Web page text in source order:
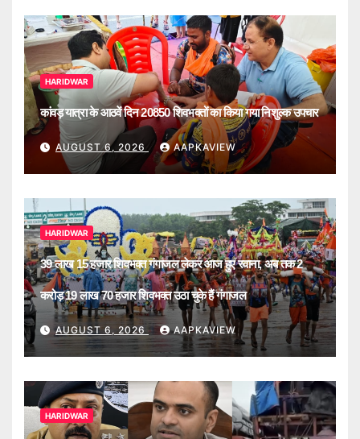
HARIDWAR
कांवड़ यात्रा के आठवें दिन 20850 शिवभक्तों का किया गया निशुल्क उपचार
AUGUST 6, 2026 AAPKAVIEW
HARIDWAR
39 लाख 15 हजार शिवभक्त गंगाजल लेकर आज हुए रवाना, अब तक 2
करोड़ 19 लाख 70 हजार शिवभक्त उठा चुके हैं गंगाजल
AUGUST 6, 2026 AAPKAVIEW
HARIDWAR